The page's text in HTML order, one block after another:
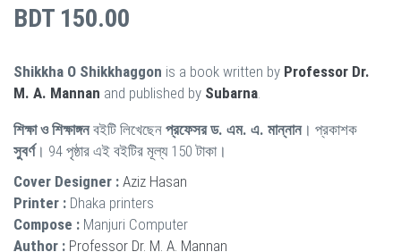
BDT 150.00
Shikkha O Shikkhaggon is a book written by Professor Dr.
M. A. Mannan and published by Subarna
শিক্ষা ও শিক্ষাঙ্গনবইটি লিখেছেন প্রফেসর ড. এম. এ. মান্নান। প্রকাশক
সুবর্ণ। 94 পৃষ্ঠার এই বইটির মূল্য 150 টাকা।
Cover Designer : Aziz Hasan
Printer : Dhaka printers
Compose : Manjuri Computer
Author : Professor Dr. M. A. Mannan